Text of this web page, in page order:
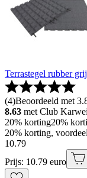
Terrastegel rubber
(4)Beoordeeld met
8.63 met Club
20% korting20%
20% korting,
10.79
Prijs: 10.79 euro